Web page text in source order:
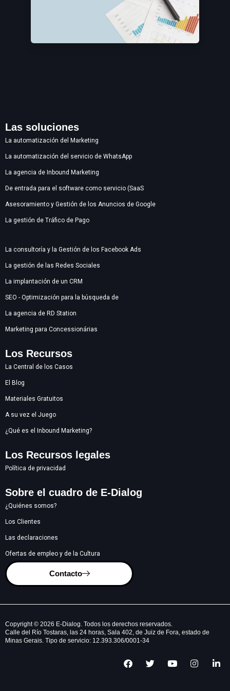
Las soluciones
La automatización del Marketing
La automatización del servicio de WhatsApp
La agencia de Inbound Marketing
De entrada para el software como servicio (SaaS
Asesoramiento y Gestión de los Anuncios de Google
La gestión de Tráfico de Pago
La consultoría y la Gestión de los Facebook Ads
La gestión de las Redes Sociales
La implantación de un CRM
SEO - Optimización para la búsqueda de
La agencia de RD Station
Marketing para Concessionárias
Los Recursos
La Central de los Casos
El Blog
Materiales Gratuitos
A su vez el Juego
¿Qué es el Inbound Marketing?
Los Recursos legales
Política de privacidad
Sobre el cuadro de E-Dialog
¿Quiénes somos?
Los Clientes
Las declaraciones
Ofertas de empleo y de la Cultura
Contacto
Copyright © 2026 E-Dialog. Todos los derechos reservados.
Calle del Río Tostaras, las 24 horas, Sala 402, de Juiz de Fora, estado de
Minas Gerais. Tipo de servicio: 12.393.306/0001-34